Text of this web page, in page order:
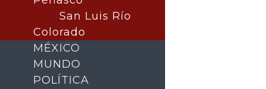
San Luis Río
Colorado
MÉXICO
MUNDO
POLÍTICA